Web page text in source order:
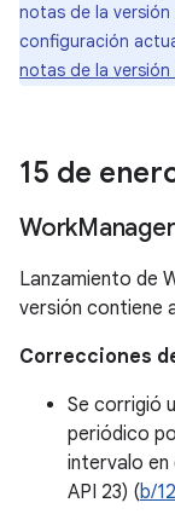
notas de la versión
configuración
notas de la
15 de
WorkManager
Lanzamiento de
versión contiene
Correcciones
Se corrigió
periódico
intervalo en
API 23) (b/